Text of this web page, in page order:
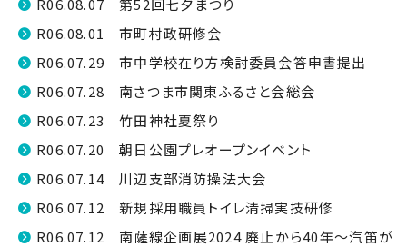
R06.08.07 第52回七夕まつり
R06.08.01 市町村政研修会
R06.07.29 市中学校在り方検討委員会答申書提出
R06.07.28 南さつま市関東ふるさと会総会
R06.07.23 竹田神社夏祭り
R06.07.20 朝日公園プレオープンイベント
R06.07.14 川辺支部消防操法大会
R06.07.12 新規採用職員トイレ清掃実技研修
R06.07.12 南薩線企画展2024 廃止から40年～汽笛が